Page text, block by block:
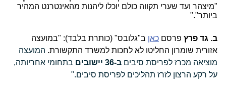
"מיצהר ועד שערי תקווה כולם יוכלו ליהנות מהאינטרנט המהיר
ביותר"."
ב. גד פרץ פרסם כאן ב"גלובס" (כותרת בלבד): "במועצה
אזורית שומרון החליטו לא לחכות למשרד התקשורת. המועצה
מוציאה מכרז לפריסת סיבים ב-36 יישובים
בתחומי אחריותה,
על רקע הרצון לזרז תהליכים לפריסת סיבים."